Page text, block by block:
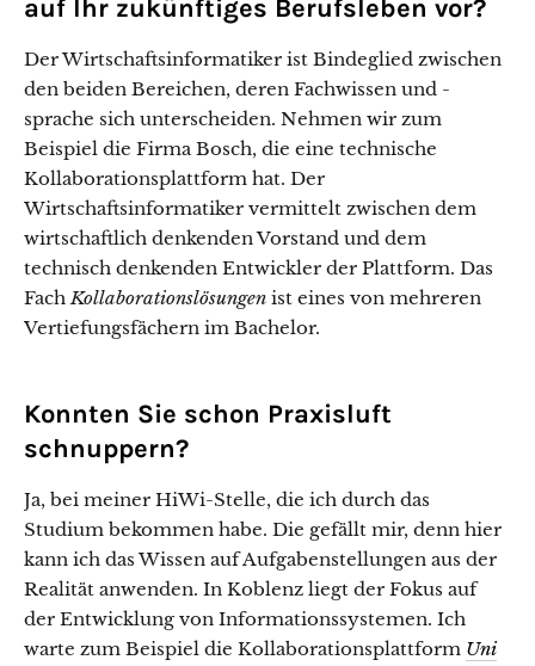
auf Ihr zukünftiges Berufsleben vor?
Der Wirtschaftsinformatiker ist Bindeglied zwischen
den beiden Bereichen, deren Fachwissen und -
sprache sich unterscheiden. Nehmen wir zum
Beispiel die Firma Bosch, die eine technische
Kollaborationsplattform hat. Der
Wirtschaftsinformatiker vermittelt zwischen dem
wirtschaftlich denkenden Vorstand und dem
technisch denkenden Entwickler der Plattform. Das
FachKollaborationslösungen ist eines von mehreren
Vertiefungsfächern im Bachelor.
Konnten Sie schon Praxisluft
schnuppern?
Ja, bei meiner HiWi-Stelle, die ich durch das
Studium bekommen habe. Die gefällt mir, denn hier
kann ich das Wissen auf Aufgabenstellungen aus der
Realität anwenden. In Koblenz liegt der Fokus auf
der Entwicklung von Informationssystemen. Ich
warte zum Beispiel die Kollaborationsplattform Uni